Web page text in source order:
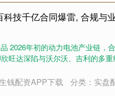
技千亿合同爆雷, 合规与
2026年初的动力电池产业链，
旺达深陷与沃尔沃、吉利的多重
钱配资APP下载 分类：实盘